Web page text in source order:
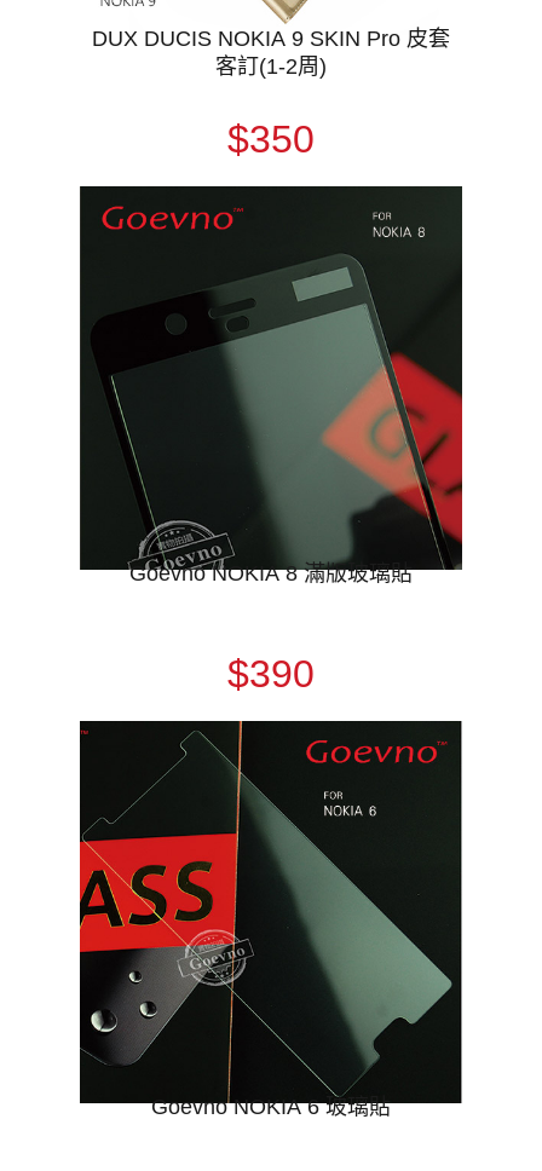
DUX DUCIS NOKIA 9 SKIN Pro 皮套
客訂(1-2周)
$350
Goevno NOKIA 8 滿版玻璃貼
$390
Goevno NOKIA 6 玻璃貼